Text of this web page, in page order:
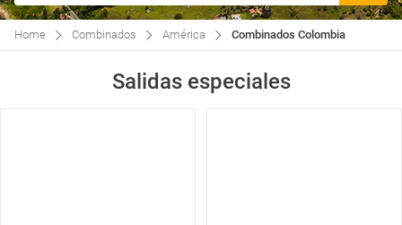
Home Combinados América Combinados Colombia
Salidas especiales